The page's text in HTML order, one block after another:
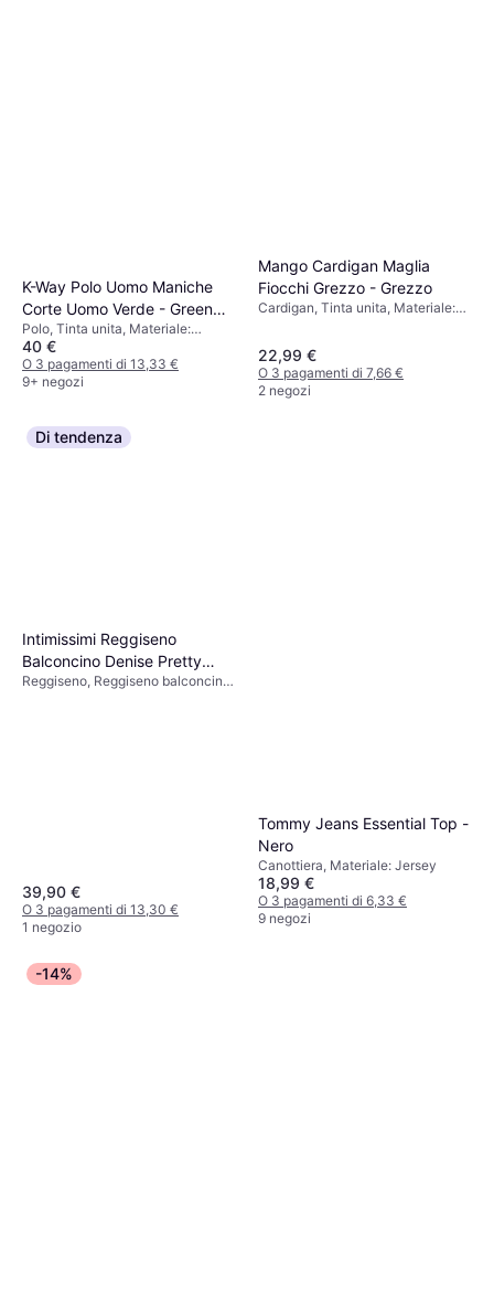
K-Way Polo Uomo Maniche
Corte Uomo Verde - Green
Lichen
Polo, Tinta unita, Materiale:
Cotone, Elastico
40 €
O 3 pagamenti di 13,33 €
9+ negozi
Mango Cardigan Maglia
Fiocchi Grezzo - Grezzo
Cardigan, Tinta unita, Materiale:
22,99 €
O 3 pagamenti di 7,66 €
2 negozi
Di tendenza
Intimissimi Reggiseno
Balconcino Denise Pretty
Flowers - Marrone
Reggiseno, Reggiseno balconcino,
39,90 €
O 3 pagamenti di 13,30 €
1 negozio
Tommy Jeans Essential Top -
Nero
Canottiera, Materiale: Jersey
18,99 €
O 3 pagamenti di 6,33 €
9 negozi
-14%